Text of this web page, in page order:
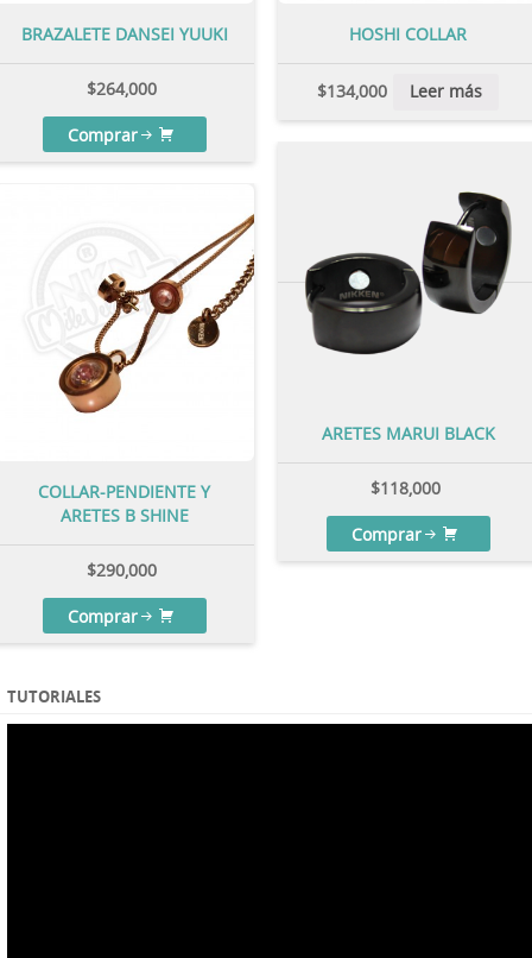
BRAZALETE DANSEI YUUKI
$264,000
Comprar
HOSHI COLLAR
$134,000 Leer más
ARETES MARUI BLACK
$118,000
Comprar
COLLAR-PENDIENTE Y
ARETES B SHINE
$290,000
Comprar
TUTORIALES